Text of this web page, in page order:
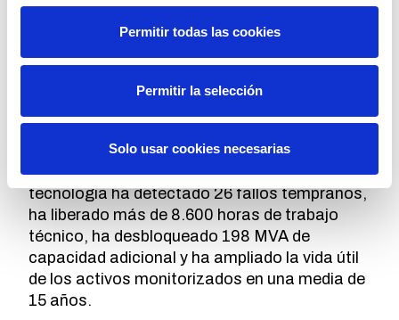
Permitir todas las cookies
Permitir la selección
Solo usar cookies necesarias
Creciente tracción en tres continentes
clientes, incluidos 12 utilities incorporados en
los últimos 24 meses, y despliegues en tres
más de 5 millones de horas de datos de
transformadores en producción. Su
tecnología ha detectado 26 fallos tempranos,
ha liberado más de 8.600 horas de trabajo
técnico, ha desbloqueado 198 MVA de
capacidad adicional y ha ampliado la vida útil
de los activos monitorizados en una media de
15 años.